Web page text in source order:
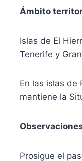
Ámbito
Islas de El
Tenerife y
En las islas de
mantiene la
Prosigue el